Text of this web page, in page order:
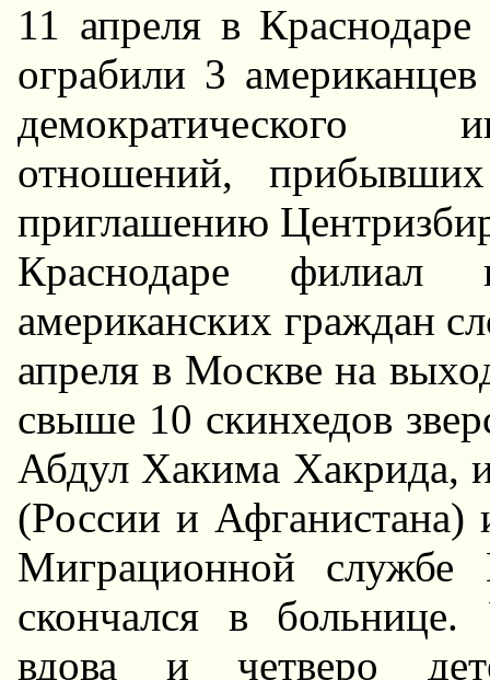
11 апреля в
ограбили 3
демократического
отношений,
приглашению
Краснодаре
американских граждан
апреля в Москве на
свыше 10 скинхедов
Абдул Хакима Хакрида,
(России и Афганистана)
Миграционной
скончался в
вдова и четверо